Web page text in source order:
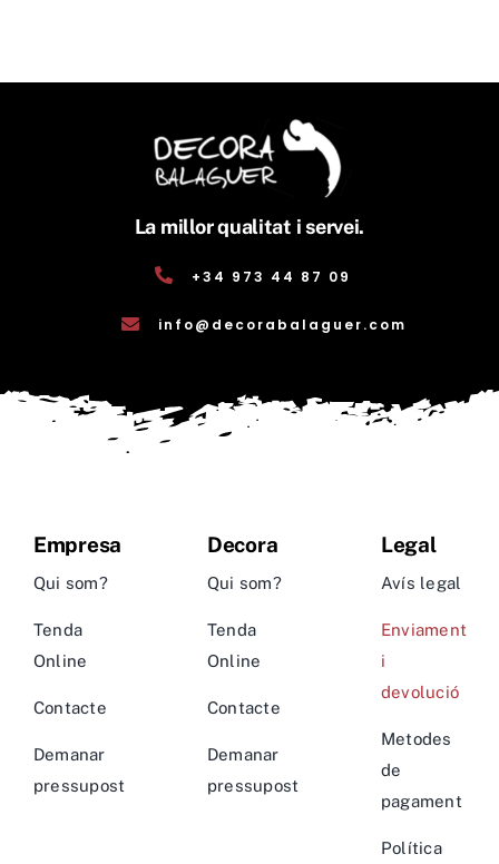
La millor qualitat i servei.
+34 973 44 87 09
info@decorabalaguer.com
Empresa
Qui som?
Tenda
Online
Contacte
Demanar
pressupost
Decora
Qui som?
Tenda
Online
Contacte
Demanar
pressupost
Legal
Avís legal
Enviament
i
devolució
Metodes
de
pagament
Política